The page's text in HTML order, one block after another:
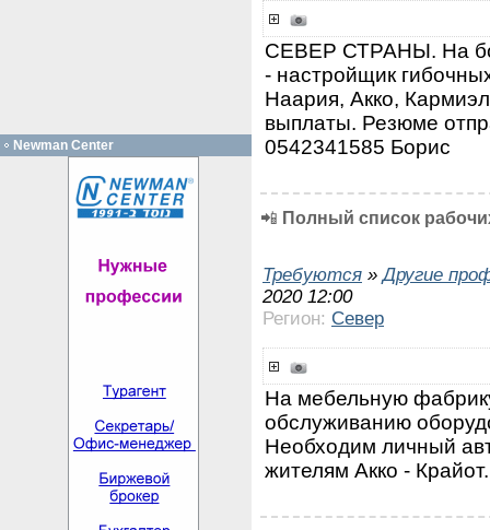
СЕВЕР СТРАНЫ. На
- настройщик
Наария, Акко,
выплаты. Резюме
0542341585 Бориc
📲 Полный список
Требуются »Другие
2020 12:00
Регион: Север
На мебельную
обслуживанию
Необходим личный
жителям Акко -
Newman Center